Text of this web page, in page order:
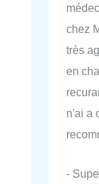
chez
très
en
n'ai a
-